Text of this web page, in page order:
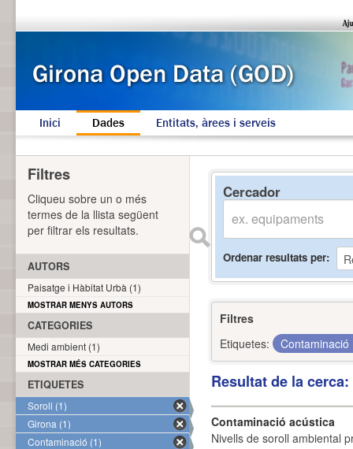
Inici Dades Entitats, àrees i serveis
Cercador
Ordenar resultats per
Filtres
Etiquetes:
Contaminació
Resultat de la
Contaminació acústica
Nivells de soroll ambiental
Filtres
Cliqueu sobre un o més
termes de la llista següent
per filtrar els resultats.
AUTORS
Paisatge i Hàbitat Urbà (1)
MOSTRAR MENYS AUTORS
CATEGORIES
Medi ambient (1)
MOSTRAR MÉS CATEGORIES
ETIQUETES
Soroll (1)
Girona (1)
Contaminació (1)